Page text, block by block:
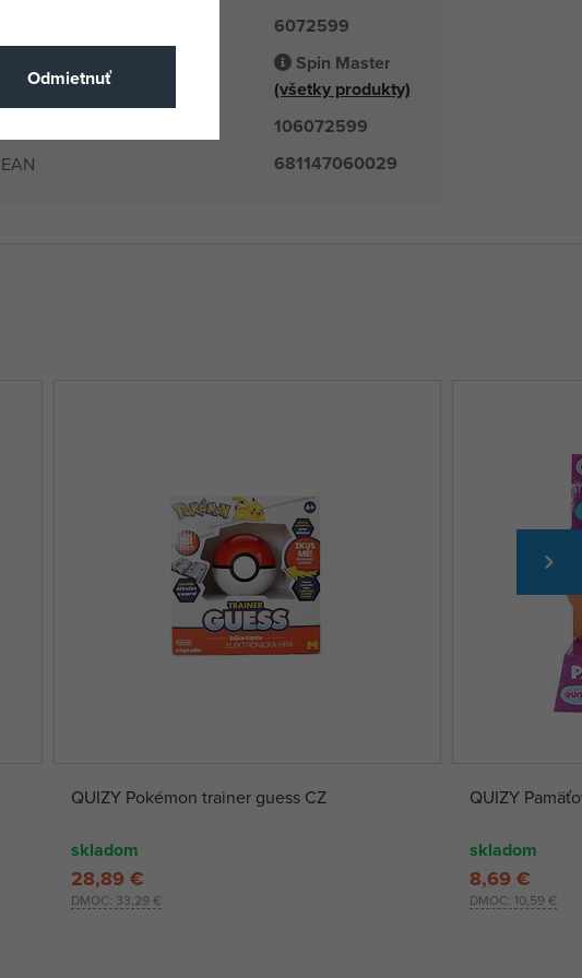
6072599
Výrobca / Dodávateľ
Spin Master
(všetky produkty)
106072599
EAN 681147060029
QUIZY Pokémon trainer guess CZ
skladom
DMOC: 33,29 €
28,89 €
QUIZY
skladom
DMOC: 10,59 €
8,69 €
Odmietnuť